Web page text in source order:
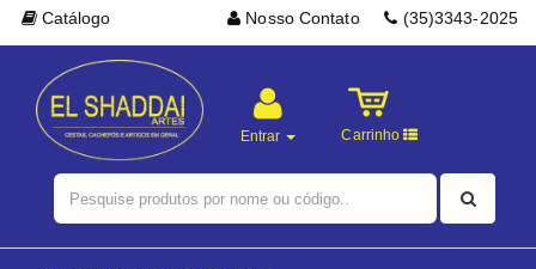
Nosso Contato (35)3343-2025
Catálogo
Entrar Carrinho